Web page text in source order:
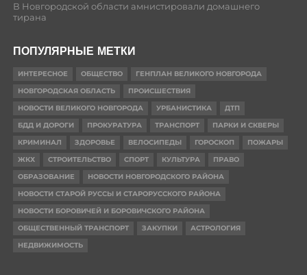
В Новгородской области амнистировали домашнего
тирана
ПОПУЛЯРНЫЕ МЕТКИ
ИНТЕРЕСНОЕ ОБЩЕСТВО
ГЕНПЛАН ВЕЛИКОГО НОВГОРОДА
НОВГОРОДСКАЯ ОБЛАСТЬ
ПРОИСШЕСТВИЯ
НОВОСТИ ВЕЛИКОГО НОВГОРОДА
УРБАНИСТИКА
ДТП
БДД И ДОРОГИ
ПРОКУРАТУРА ТРАНСПОРТ
ПАРКИ И СКВЕРЫ
КРИМИНАЛ
ЗДОРОВЬЕ ВЕЛОСИПЕДЫ ГОРОСКОП
ПОЖАРЫ
ЖКХ
СТРОИТЕЛЬСТВО СПОРТ КУЛЬТУРА
ПРАВО
ОБРАЗОВАНИЕ
НОВОСТИ НОВГОРОДСКОГО РАЙОНА
НОВОСТИ СТАРОЙ РУССЫ И СТАРОРУССКОГО РАЙОНА
НОВОСТИ БОРОВИЧЕЙ И БОРОВИЧСКОГО РАЙОНА
ОБЩЕСТВЕННЫЙ ТРАНСПОРТ
ЗАКУПКИ
АСТРОЛОГИЯ
НЕДВИЖИМОСТЬ